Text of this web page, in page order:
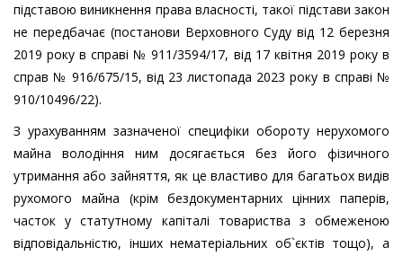
підставою виникнення права власності, такої підстави закон
не передбачає (постанови Верховного Суду від 12 березня
2019 року в справі № 911/3594/17, від 17 квітня 2019 року в
справ № 916/675/15, від 23 листопада 2023 року в справі №
910/10496/22).
З урахуванням зазначеної специфіки обороту нерухомого
майна володіння ним досягається без його фізичного
утримання або зайняття, як це властиво для багатьох видів
рухомого майна (крім бездокументарних цінних паперів,
часток у статутному капіталі товариства з обмеженою
відповідальністю, інших нематеріальних об`єктів тощо), а